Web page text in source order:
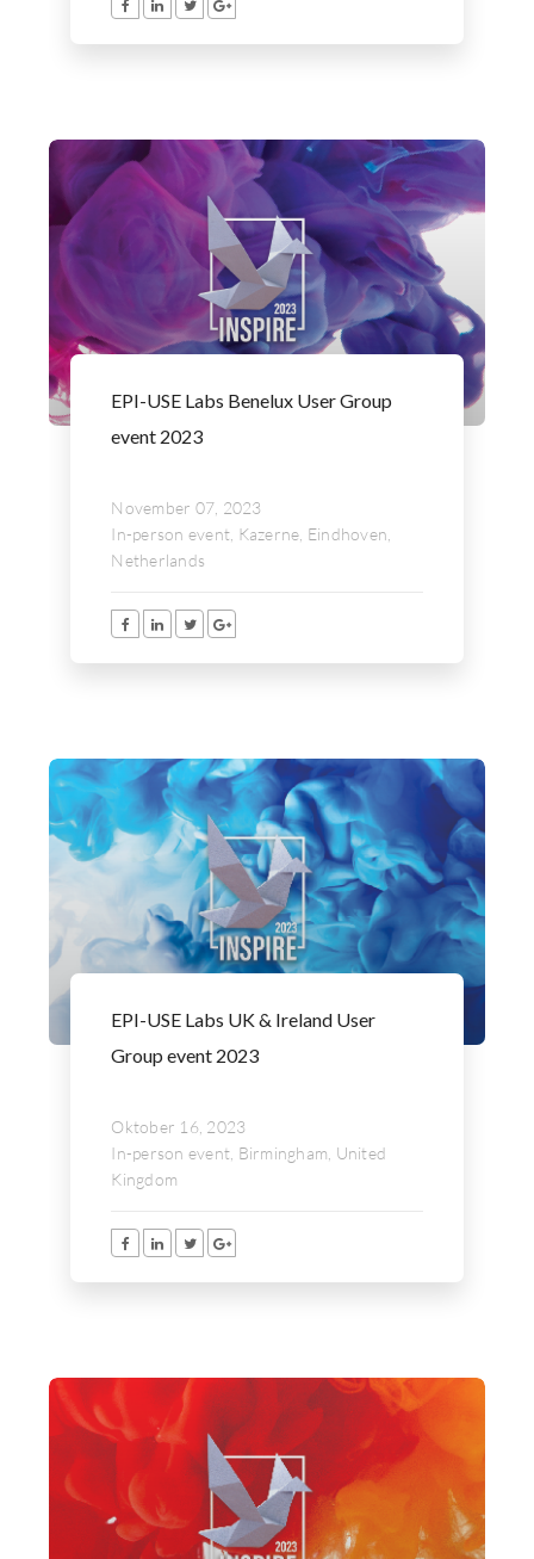
EPI-USE Labs Benelux User Group
event 2023
November 07, 2023
In-person event, Kazerne, Eindhoven,
Netherlands
EPI-USE Labs UK & Ireland User
Group event 2023
Oktober 16, 2023
In-person event, Birmingham, United
Kingdom